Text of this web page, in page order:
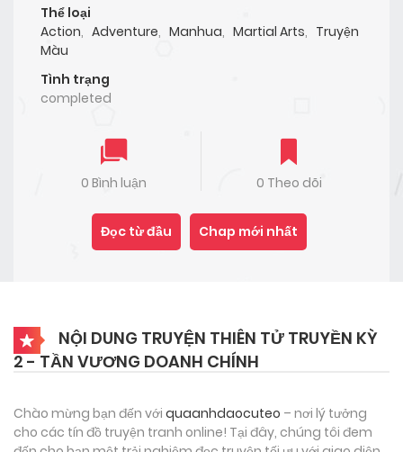
Thể loại
Action, Adventure, Manhua, Martial Arts, Truyện
Màu
Tình trạng
completed
0 Bình luận 0 Theo dõi
Đọc từ đầu Chap mới nhất
NỘI DUNG TRUYỆN THIÊN TỬ TRUYỀN KỲ
2 - TẦN VƯƠNG DOANH CHÍNH
Chào mừng bạn đến với quaanhdaocuteo – nơi lý tưởng
cho các tín đồ truyện tranh online! Tại đây, chúng tôi đem